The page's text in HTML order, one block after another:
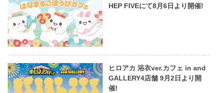
HEP FIVEにて8月6日より開催!
ヒロアカ 浴衣ver.カフェ in and
GALLERY4店舗 9月2日より開
催!